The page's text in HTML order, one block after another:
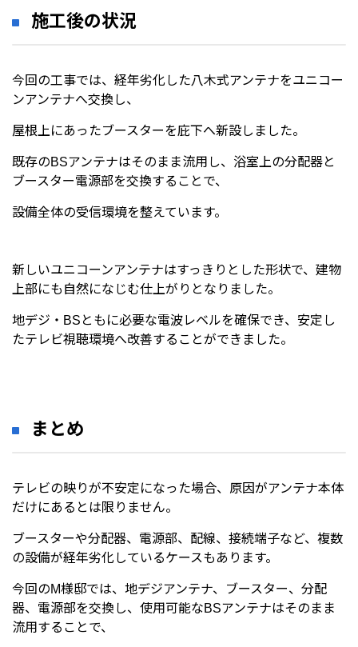
施工後の状況
今回の工事では、経年劣化した八木式アンテナをユニコー
ンアンテナへ交換し、
屋根上にあったブースターを庇下へ新設しました。
既存のBSアンテナはそのまま流用し、浴室上の分配器と
ブースター電源部を交換することで、
設備全体の受信環境を整えています。
新しいユニコーンアンテナはすっきりとした形状で、建物
上部にも自然になじむ仕上がりとなりました。
地デジ・BSともに必要な電波レベルを確保でき、安定し
たテレビ視聴環境へ改善することができました。
まとめ
テレビの映りが不安定になった場合、原因がアンテナ本体
だけにあるとは限りません。
ブースターや分配器、電源部、配線、接続端子など、複数
の設備が経年劣化しているケースもあります。
今回のM様邸では、地デジアンテナ、ブースター、分配
器、電源部を交換し、使用可能なBSアンテナはそのまま
流用することで、